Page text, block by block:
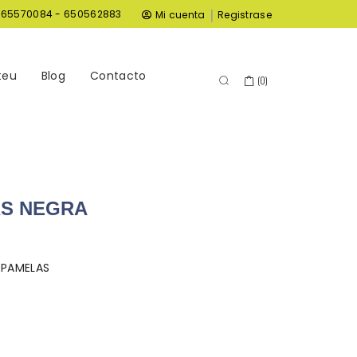
- 650562883 Mi cuenta | Registrase
Blog Contacto (0)
NEGRA